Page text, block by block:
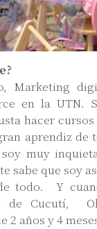
Marketing
en la UTN.
hacer
aprendiz de
muy
sabe que soy
todo. Y
de Cucutí,
2 años y 4